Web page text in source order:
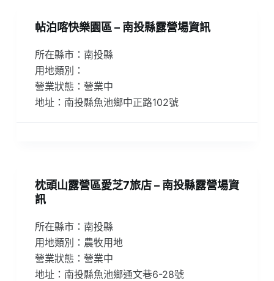
帖泊喀快樂園區 – 南投縣露營場資訊
所在縣市：南投縣
用地類別：
營業狀態：營業中
地址：南投縣魚池鄉中正路102號
枕頭山露營區愛芝7旅店 – 南投縣露營場資
訊
所在縣市：南投縣
用地類別：農牧用地
營業狀態：營業中
地址：南投縣魚池鄉通文巷6-28號